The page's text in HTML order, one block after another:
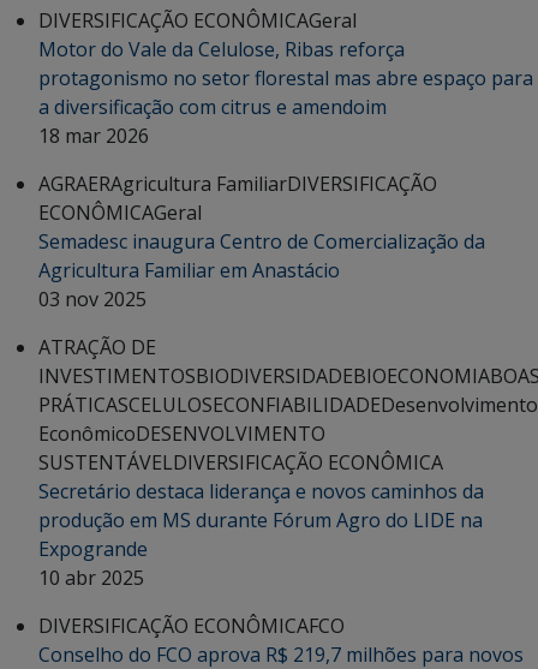
DIVERSIFICAÇÃO ECONÔMICAGeral
Motor do Vale da Celulose, Ribas reforça
protagonismo no setor florestal mas abre espaço para
a diversificação com citrus e amendoim
18 mar 2026
AGRAERAgricultura FamiliarDIVERSIFICAÇÃO
ECONÔMICAGeral
Semadesc inaugura Centro de Comercialização da
Agricultura Familiar em Anastácio
03 nov 2025
ATRAÇÃO DE
INVESTIMENTOSBIODIVERSIDADEBIOECONOMIA
PRÁTICASCELULOSECONFIABILIDADEDesenvolvimento
EconômicoDESENVOLVIMENTO
SUSTENTÁVELDIVERSIFICAÇÃO ECONÔMICA
Secretário destaca liderança e novos caminhos da
produção em MS durante Fórum Agro do LIDE na
Expogrande
10 abr 2025
DIVERSIFICAÇÃO ECONÔMICAFCO
Conselho do FCO aprova R$ 219,7 milhões para novos